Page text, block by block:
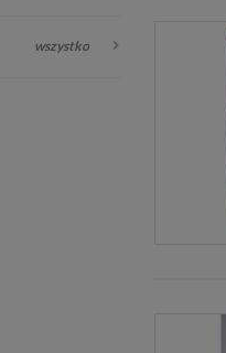
wszystko